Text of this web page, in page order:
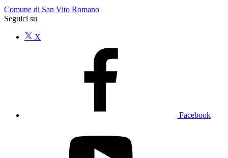
Comune di San Vito Romano
Seguici su
X
Facebook